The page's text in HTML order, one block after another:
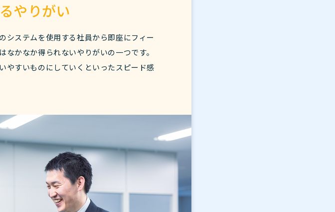
やりがい
システムを使用する社員から即座にフィー
かなか得られないやりがいの一つです。
やすいものにしていくといったスピード感